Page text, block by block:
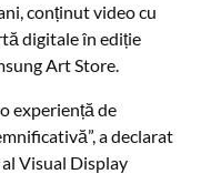
conținut video cu
digitale în ediție
Art Store.
experiență de
a declarat
Visual Display